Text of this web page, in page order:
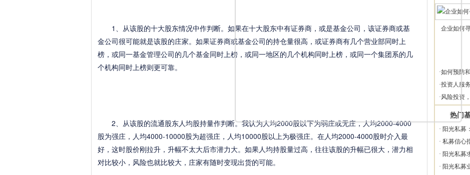
1、从该股的十大股东情况中作判断。如果在十大股东中有证券商，或是基金公司，该证券商或基
金公司很可能就是该股的庄家。如果证券商或基金公司的持仓量很高，或证券商有几个营业部同时上
榜，或同一基金管理公司的几个基金同时上榜，或同一地区的几个机构同时上榜，或同一个集团系的几
个机构同时上榜则更可靠。
2、从该股的流通股东人均股持量作判断。我认为人均2000股以下为弱庄或无庄，人均2000-4000
股为强庄，人均4000-10000股为超强庄，人均10000股以上为极强庄。在人均2000-4000股时介入最
好，这时股价刚拉升，升幅不太大后市潜力大。如果人均持股量过高，往往该股的升幅已很大，潜力相
对比较小，风险也就比较大，庄家有随时变现出货的可能。
企业如何
·如何预防
·投资人服
·风险投资
热门
· 阳光私募
· 私募信心
· 阳光私募
· 阳光私募